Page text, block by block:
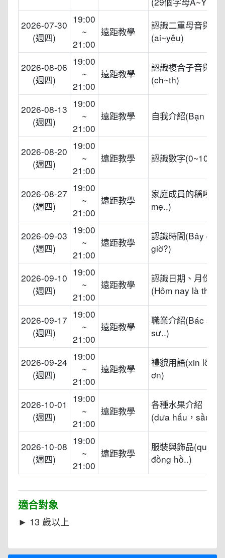
2026-07-30
(週四)
19:00
~
21:00
遠距教學
認識二重母音與三
(ai~yêu)
2026-08-06
(週四)
19:00
~
21:00
遠距教學
認識複合子音與尾
(ch~th)
2026-08-13
(週四)
19:00
~
21:00
遠距教學 自我介紹(Bạn tên
2026-08-20
(週四)
19:00
~
21:00
遠距教學 認識數字(0~100)
2026-08-27
(週四)
19:00
~
21:00
遠距教學
家庭成員的稱呼
mẹ..)
2026-09-03
(週四)
19:00
~
21:00
遠距教學
認識時間(Bây giờ
giờ?)
2026-09-10
(週四)
19:00
~
21:00
遠距教學
認識日期、月份
(Hôm nay là thứ
2026-09-17
(週四)
19:00
~
21:00
遠距教學
職業介紹(Bác sĩ，
sư..)
2026-09-24
(週四)
19:00
~
21:00
遠距教學
禮貌用語(xin lỗi，
ơn)
2026-10-01
(週四)
19:00
~
21:00
遠距教學
各種水果介紹
(dưa hấu，sầu
2026-10-08
(週四)
19:00
~
21:00
遠距教學
服裝與飾品(quần
đồng hồ..)
適合對象
► 13 歲以上